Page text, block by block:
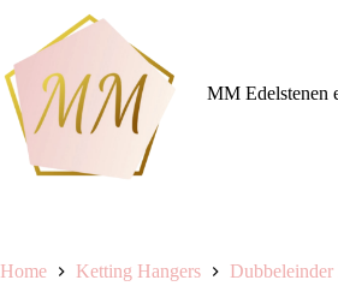
inhoud
MM Edelstenen
Home Ketting Hangers Dubbeleinder